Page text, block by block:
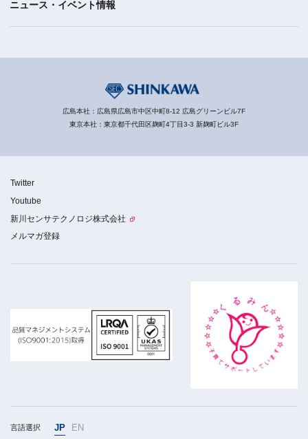
ニュース・イベント情報
広島本社：広島県広島市中区中町8-12 広島グリーンビル7F
東京本社：東京都千代田区麹町4丁目3-3 新麹町ビル3F
Twitter
Youtube
新川センサテクノロジ株式会社
メルマガ登録
言語選択 JP EN